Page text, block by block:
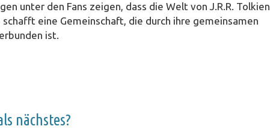
unter den Fans zeigen, dass die Welt von J.R.R. Tolkien
eine Gemeinschaft, die durch ihre gemeinsamen
ist.
nächstes?